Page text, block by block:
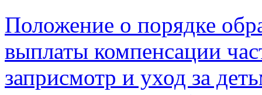
Положение о порядке
выплаты компенсации
заприсмотр и уход за